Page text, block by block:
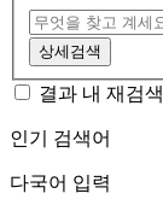
상세검색
결과 내 재검색
인기 검색어
다국어 입력